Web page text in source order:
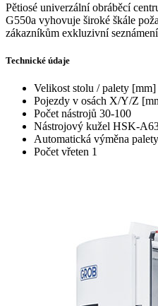
Pětiosé univerzální obráběcí
G550a vyhovuje široké škále
zákazníkům exkluzivní
Technické údaje
Velikost stolu / palety [mm]
Pojezdy v osách X/Y/Z
Počet nástrojů 30-100
Nástrojový kužel HSK-
Automatická výměna palety
Počet vřeten 1